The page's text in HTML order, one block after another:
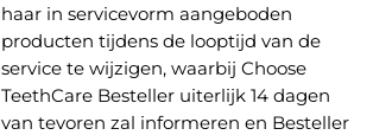
haar in servicevorm aangeboden
producten tijdens de looptijd van de
service te wijzigen, waarbij Choose
TeethCare Besteller uiterlijk 14 dagen
van tevoren zal informeren en Besteller